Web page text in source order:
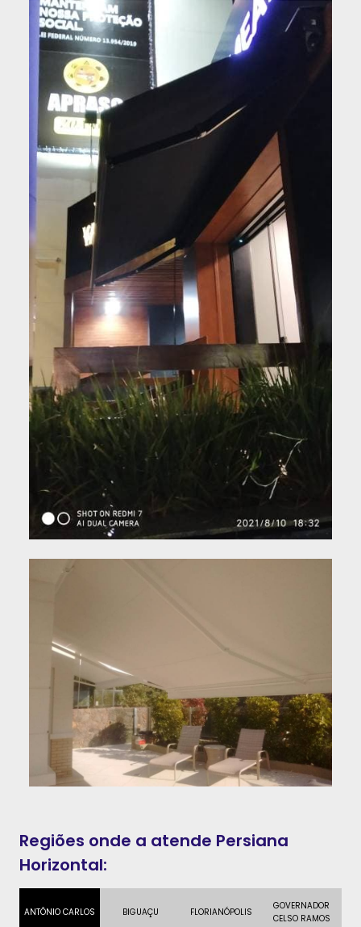
Regiões onde a atende Persiana
Horizontal:
ANTÔNIO CARLOS BIGUAÇU FLORIANÓPOLIS
GOVERNADOR
CELSO RAMOS